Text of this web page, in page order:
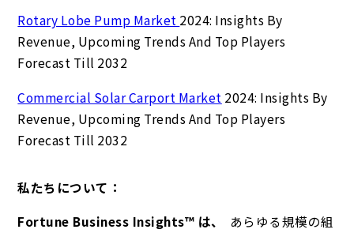
Rotary Lobe Pump Market 2024: Insights By
Revenue, Upcoming Trends And Top Players
Forecast Till 2032
Commercial Solar Carport Market 2024: Insights By
Revenue, Upcoming Trends And Top Players
Forecast Till 2032
私たちについて：
Fortune Business Insights™ は、
あらゆる規模の組